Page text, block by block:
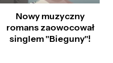
Nowy muzyczny
romans zaowocował
singlem "Bieguny"!